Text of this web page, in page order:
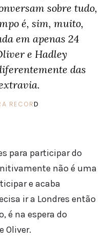
sobre tudo,
é, sim, muito,
em apenas 24
e Hadley
das
RECORD
para participar do
não é uma
e acaba
ir a Londres então
é na espera do
Oliver.